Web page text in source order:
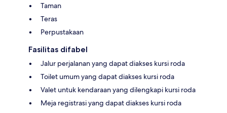
Taman
Teras
Perpustakaan
Fasilitas difabel
Jalur perjalanan yang dapat diakses kursi roda
Toilet umum yang dapat diakses kursi roda
Valet untuk kendaraan yang dilengkapi kursi roda
Meja registrasi yang dapat diakses kursi roda